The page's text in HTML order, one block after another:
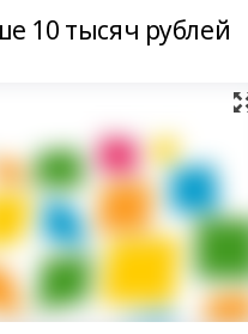
10 тысяч рублей